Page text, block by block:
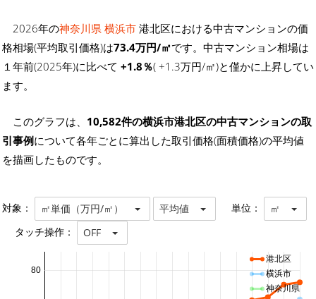
2026年の神奈川県 横浜市 港北区における中古マンションの価
格相場(平均取引価格)は73.4万円/㎡です。中古マンション相場は
１年前(2025年)に比べて +1.8％( +1.3万円/㎡)と僅かに上昇してい
ます。
このグラフは、 10,582件の横浜市港北区の中古マンションの取
引事例について各年ごとに算出した取引価格(面積価格)の平均値
を描画したものです。
対象： ㎡単価（万円/㎡） 平均値 単位： ㎡
タッチ操作： OFF
80
港北区
横浜市
神奈川県